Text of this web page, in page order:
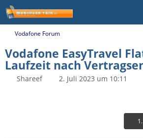
Vodafone Forum
Vodafone EasyTravel
Laufzeit nach
Shareef 2. Juli 2023 um 10:11